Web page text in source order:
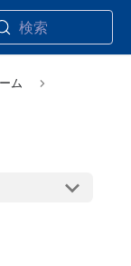
検索
ム